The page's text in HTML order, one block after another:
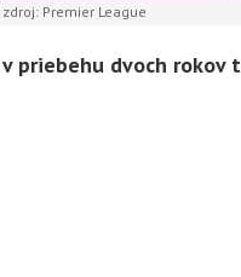
Premier League
v priebehu dvoch